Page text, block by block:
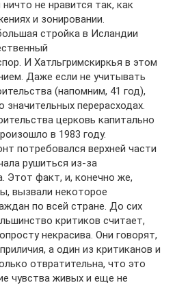
не нравится так, как
и зонировании.
стройка в Исландии
И Хатльгримскиркья в этом
Даже если не учитывать
(напомним, 41 год),
перерасходах.
церковь капитально
в 1983 году.
потребовался верхней части
рушиться из-за
Этот факт, и, конечно же,
вызвали некоторое
по всей стране. До сих
критиков считает,
некрасива. Они говорят,
а один из критиканов и
отвратительна, что это
чувства живых и еще не